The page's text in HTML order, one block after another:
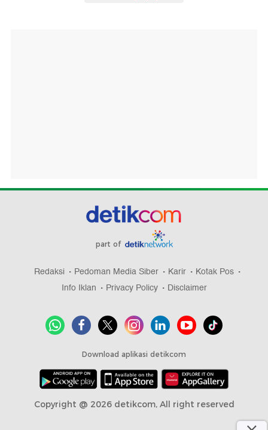
part of
Redaksi Pedoman Media Siber Karir
Kotak Pos
Info Iklan
Privacy Policy Disclaimer
Download aplikasi detikcom
Copyright @ 2026 detikcom, All right reserved